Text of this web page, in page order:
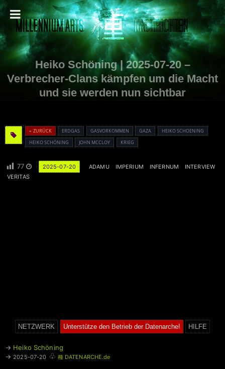
Heiko Schöning | 2025-07-20 –
Verbrecher-Clans kämpfen um die Macht
und sie werden nun sichtbar
« ZURÜCK ERDGAS GASVORKOMMEN GAZA
HEIKO SCHOENING
HEIKO SCHÖNING
JOHN MCCLOY KRIEG
77 2025-07-20 ADAMU IMPERIUM INFERNUM
INTERVIEW
VERITAS
NETZWERK Unterstütze den Betrieb der Datenarche! HILFE
→ Heiko Schöning
→ 2025-07-20 ♧ 種 DATENARCHE.de